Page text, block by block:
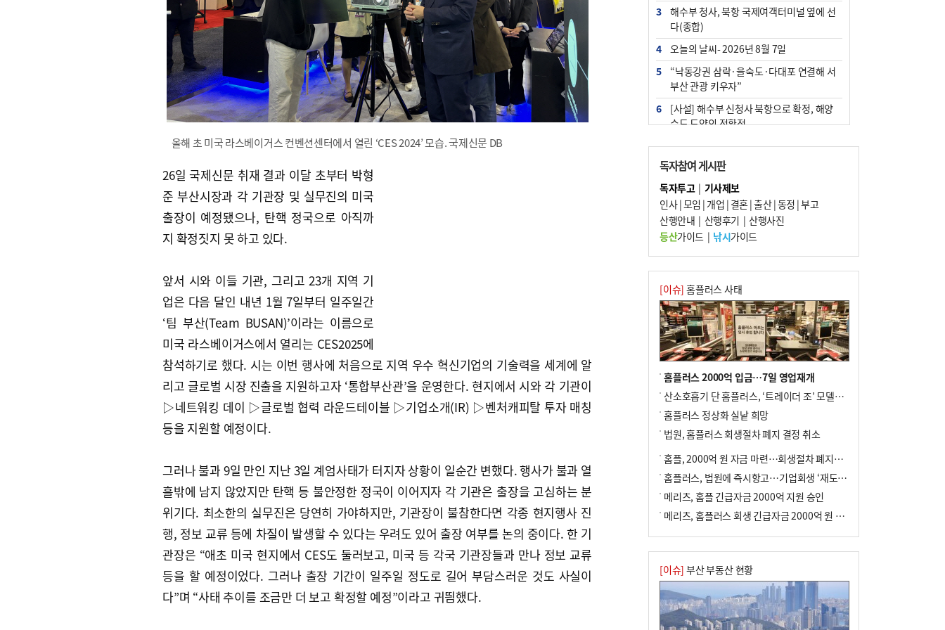
올해 초 미국 라스베이거스 컨벤션센터에서 열린 ‘CES 2024’ 모습. 국제신문 DB
26일 국제신문 취재 결과 이달 초부터 박형
준 부산시장과 각 기관장 및 실무진의 미국
출장이 예정됐으나, 탄핵 정국으로 아직까
지 확정짓지 못 하고 있다.
앞서 시와 이들 기관, 그리고 23개 지역 기
업은 다음 달인 내년 1월 7일부터 일주일간
‘팀 부산(Team BUSAN)’이라는 이름으로
미국 라스베이거스에서 열리는 CES2025에
참석하기로 했다. 시는 이번 행사에 처음으로 지역 우수 혁신기업의 기술력을 세계에 알
리고 글로벌 시장 진출을 지원하고자 ‘통합부산관’을 운영한다. 현지에서 시와 각 기관이
▷네트워킹 데이 ▷글로벌 협력 라운드테이블 ▷기업소개(IR) ▷벤처캐피탈 투자 매칭
등을 지원할 예정이다.
그러나 불과 9일 만인 지난 3일 계엄사태가 터지자 상황이 일순간 변했다. 행사가 불과 열
흘밖에 남지 않았지만 탄핵 등 불안정한 정국이 이어지자 각 기관은 출장을 고심하는 분
위기다. 최소한의 실무진은 당연히 가야하지만, 기관장이 불참한다면 각종 현지행사 진
행, 정보 교류 등에 차질이 발생할 수 있다는 우려도 있어 출장 여부를 논의 중이다. 한 기
관장은 “애초 미국 현지에서 CES도 둘러보고, 미국 등 각국 기관장들과 만나 정보 교류
등을 할 예정이었다. 그러나 출장 기간이 일주일 정도로 길어 부담스러운 것도 사실이
다”며 “사태 추이를 조금만 더 보고 확정할 예정”이라고 귀띔했다.
3
해수부 청사, 북항 국제여객터미널 옆에 선
다(종합)
4
오늘의 날씨- 2026년 8월 7일
5
“낙동강권 삼락·을숙도·다대포 연결해 서
부산 관광 키우자”
6
[사설] 해수부 신청사 북항으로 확정, 해양
수도 도약의 전환점
7
부울경 주말부터 비소식…‘극한 폭염’ 한풀
꺾일 듯
8
피란마을 67년 역사인데…전교생 24명 아
미초 통폐합 기로
9
외국인 선원 ‘인신매매 경유지’ 된 부산…
우려가 현실로
10 수사독점 책임 커진 경찰, 방치사건 해결 부
랴부랴 속도전
독자참여 게시판
독자투고| 기사제보
인사|모임 | 개업 | 결혼|출산|동정 |부고
산행안내 | 산행후기 | 산행사진
등산가이드| 낚시가이드
[이슈] 홈플러스 사태
홈플러스 2000억 입금…7일 영업재개
산소호흡기 단 홈플러스, ‘트레이더 조’ 모델로 살아날까
홈플러스 정상화 실낱 희망
법원, 홈플러스 회생절차 폐지 결정 취소
홈플, 2000억 원 자금 마련…회생절차 폐지에 즉시항고(종합)
홈플러스, 법원에 즉시항고…기업회생 ‘재도전’
메리츠, 홈플 긴급자금 2000억 지원 승인
메리츠, 홈플러스 회생 긴급자금 2000억 원 지원 승인
[이슈] 부산 부동산 현황